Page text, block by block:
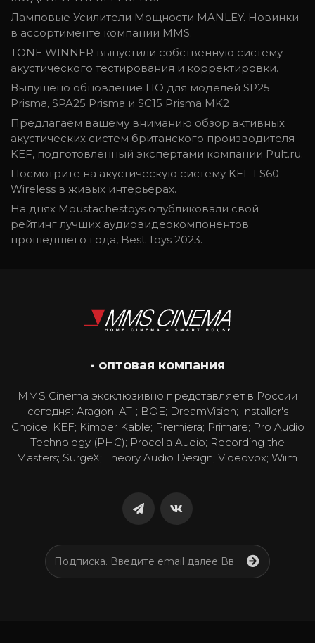
Ламповые Усилители Мощности MANLEY. Новинки
в ассортименте компании MMS.
TONE WINNER выпустили собственную систему
акустического тестирования и корректировки.
Выпущено обновление ПО для моделей SP25
Prisma, SPA25 Prisma и SC15 Prisma MK2
Предлагаем вашему вниманию обзор активных
акустических систем британского производителя
KEF, подготовленный экспертами компании Pult.ru.
Посмотрите на акустическую систему KEF LS60
Wireless в живых интерьерах.
На днях Moustachestoys опубликовали свой
рейтинг лучших аудиовидеокомпонентов
прошедшего года, Best Toys 2023.
- оптовая компания
MMS Cinema эксклюзивно представляет в России
сегодня: Aragon; ATI; BOE; DreamVision; Installer's
Choice; KEF; Kimber Kable; Premiera; Primare; Pro Audio
Technology (PHC); Procella Audio; Recording the
Masters; SurgeX; Theory Audio Design; Videovox; Wiim.